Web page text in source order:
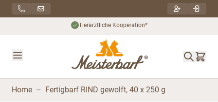
Direkt zum Inhalt
Tierärztliche Kooperation*
Home – Fertigbarf RIND gewolft, 40 x 250 g